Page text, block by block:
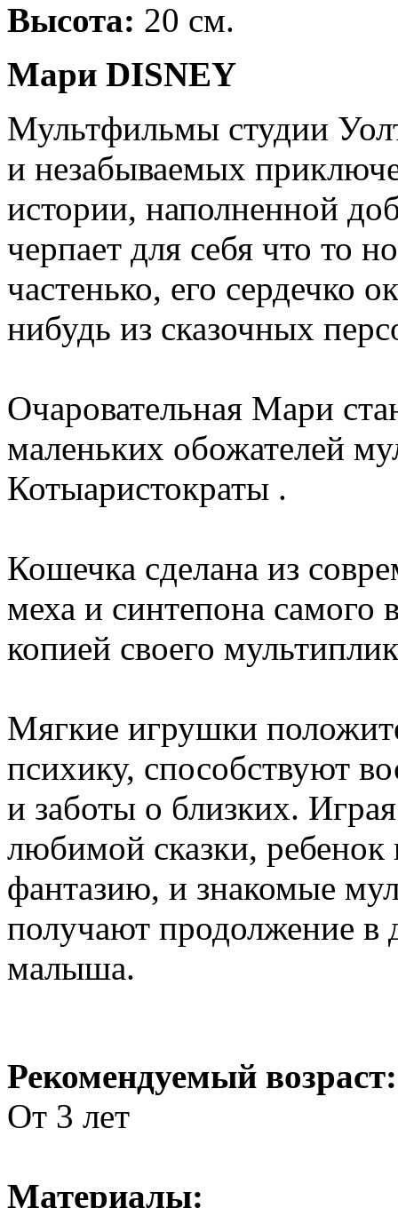
Высота: 20 см.
Мари DISNEY
Мультфильмы студии
и незабываемых
истории, наполненной
черпает для себя что то
частенько, его сердечко
нибудь из сказочных
Очаровательная Мари
маленьких обожателей
Котыаристократы .
Кошечка сделана из
меха и синтепона самого
копией своего
Мягкие игрушки
психику, способствуют
и заботы о близких.
любимой сказки, ребенок
фантазию, и знакомые
получают продолжение в
малыша.
Рекомендуемый возраст:
От 3 лет
Материалы: